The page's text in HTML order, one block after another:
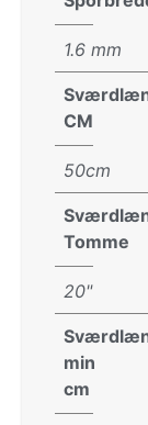
1.6 mm
CM
50cm
Tomme
20"
min
cm